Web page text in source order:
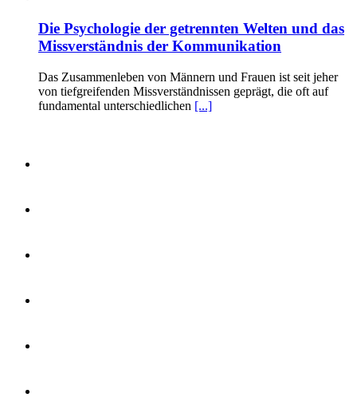
Die Psychologie der getrennten Welten und das
Missverständnis der Kommunikation
Das Zusammenleben von Männern und Frauen ist seit jeher
von tiefgreifenden Missverständnissen geprägt, die oft auf
fundamental unterschiedlichen [...]